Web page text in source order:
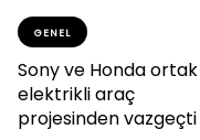
GENEL
Sony ve Honda ortak
elektrikli araç
projesinden vazgeçti